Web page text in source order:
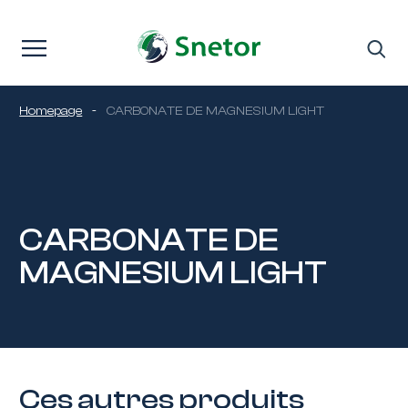
Homepage - CARBONATE DE MAGNESIUM LIGHT
CARBONATE DE
MAGNESIUM LIGHT
Ces autres produits